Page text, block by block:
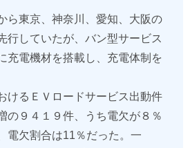
ら東京、神奈川、愛知、大阪の
行していたが、バン型サービス
充電機材を搭載し、充電体制を
けるＥＶロードサービス出動件
の９４１９件、うち電欠が８％
電欠割合は11％だった。一